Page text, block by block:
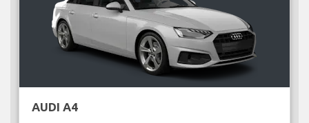
AUDI A4